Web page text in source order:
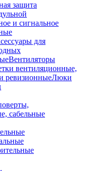
защита
и сигнальное
для
Вентиляторы
вентиляционные,
ревизионныеЛюки
сабельные